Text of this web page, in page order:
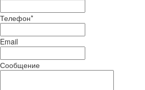
Телефон*
Email
Сообщение